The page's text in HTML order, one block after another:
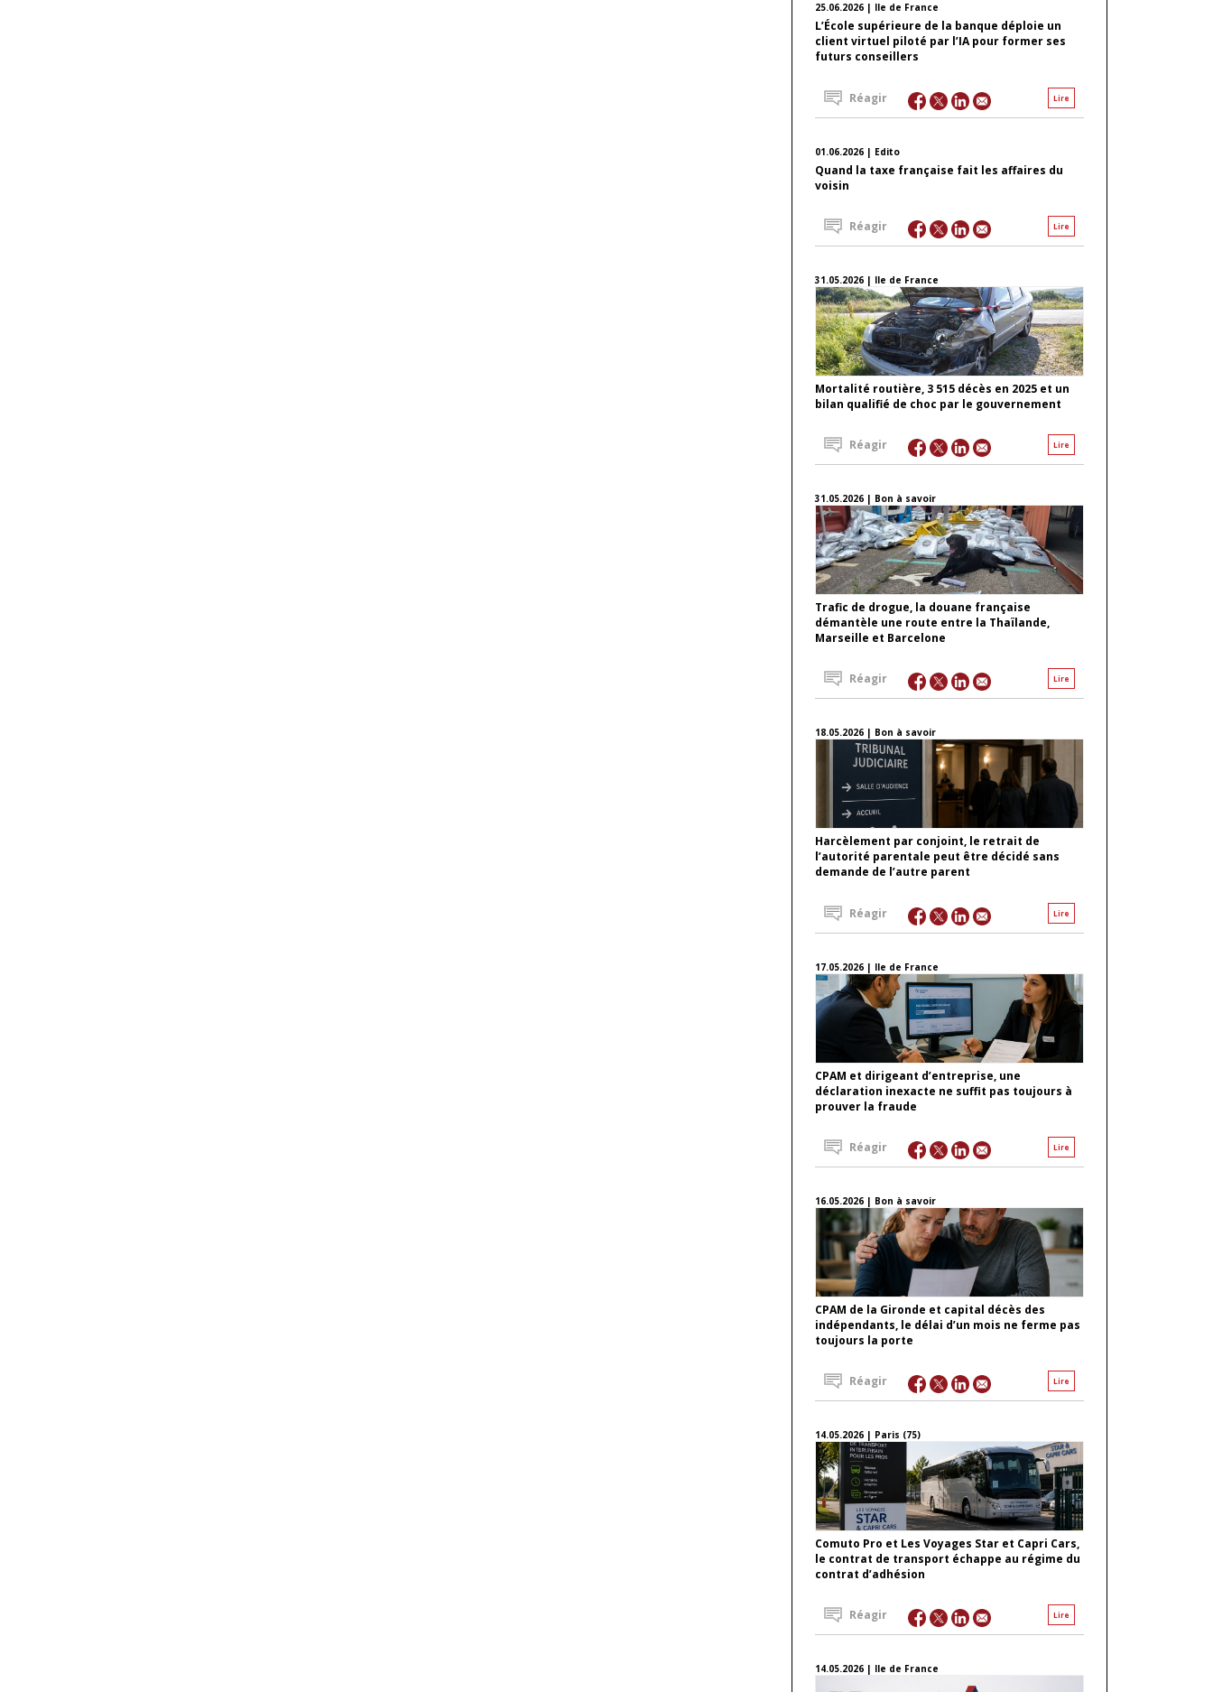
25.06.2026 | Ile de France
L’École supérieure de la banque déploie un
client virtuel piloté par l’IA pour former ses
futurs conseillers
Lire
Réagir
01.06.2026 | Edito
Quand la taxe française fait les affaires du
voisin
Lire
Réagir
31.05.2026 | Ile de France
Mortalité routière, 3 515 décès en 2025 et un
bilan qualifié de choc par le gouvernement
Lire
Réagir
31.05.2026 | Bon à savoir
Trafic de drogue, la douane française
démantèle une route entre la Thaïlande,
Marseille et Barcelone
Lire
Réagir
18.05.2026 | Bon à savoir
Harcèlement par conjoint, le retrait de
l’autorité parentale peut être décidé sans
demande de l’autre parent
Lire
Réagir
17.05.2026 | Ile de France
CPAM et dirigeant d’entreprise, une
déclaration inexacte ne suffit pas toujours à
prouver la fraude
Lire
Réagir
16.05.2026 | Bon à savoir
CPAM de la Gironde et capital décès des
indépendants, le délai d’un mois ne ferme pas
toujours la porte
Lire
Réagir
14.05.2026 | Paris (75)
Comuto Pro et Les Voyages Star et Capri Cars,
le contrat de transport échappe au régime du
contrat d’adhésion
Lire
Réagir
14.05.2026 | Ile de France